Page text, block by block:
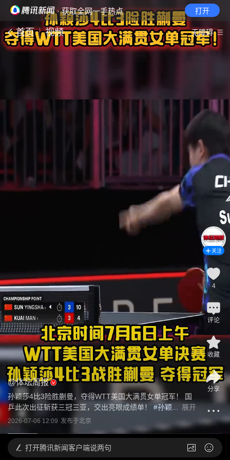
· 获取全网一手热点 打开
首页 视频 无障碍
@体坛周报
孙颖莎4比3险胜蒯曼，夺得WTT美国大满贯女单冠军！ 国
乒此次出征斩获三冠三亚，交出亮眼成绩单！
#孙颖... 展开
2026-07-06 12:09 发布于北京
关注
4
评论
收藏
分享
打开腾讯新闻客户端说两句